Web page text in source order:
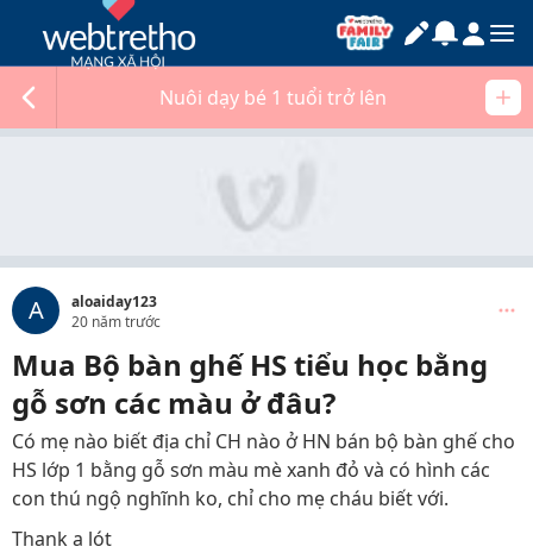
Nuôi dạy bé 1 tuổi trở lên
A
aloaiday123
20 năm trước
Mua Bộ bàn ghế HS tiểu học bằng
gỗ sơn các màu ở đâu?
Có mẹ nào biết địa chỉ CH nào ở HN bán bộ bàn ghế cho
HS lớp 1 bằng gỗ sơn màu mè xanh đỏ và có hình các
con thú ngộ nghĩnh ko, chỉ cho mẹ cháu biết với.
Thank a lót